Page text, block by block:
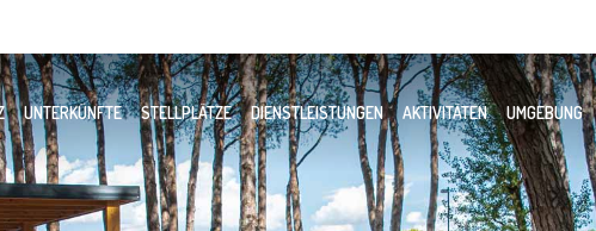
UNTERKÜNFTE STELLPLÄTZE DIENSTLEISTUNGEN AKTIVITÄTEN UMGEBUNG